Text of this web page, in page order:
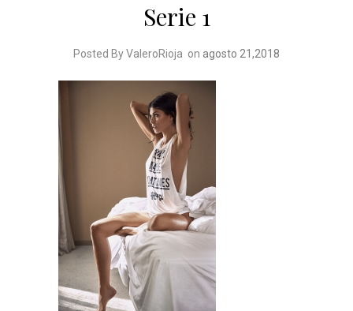
Serie 1
Posted By ValeroRioja on agosto 21,2018